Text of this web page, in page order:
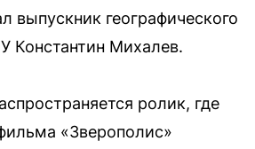
выпускник географического
Константин Михалев.
ролик, где
«Зверополис»